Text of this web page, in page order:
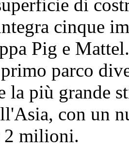
di
cinque
Pig e
parco
la più grande
con un
2 milioni.